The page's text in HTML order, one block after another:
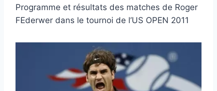
Programme et résultats des matches de Roger
FEderwer dans le tournoi de l’US OPEN 2011